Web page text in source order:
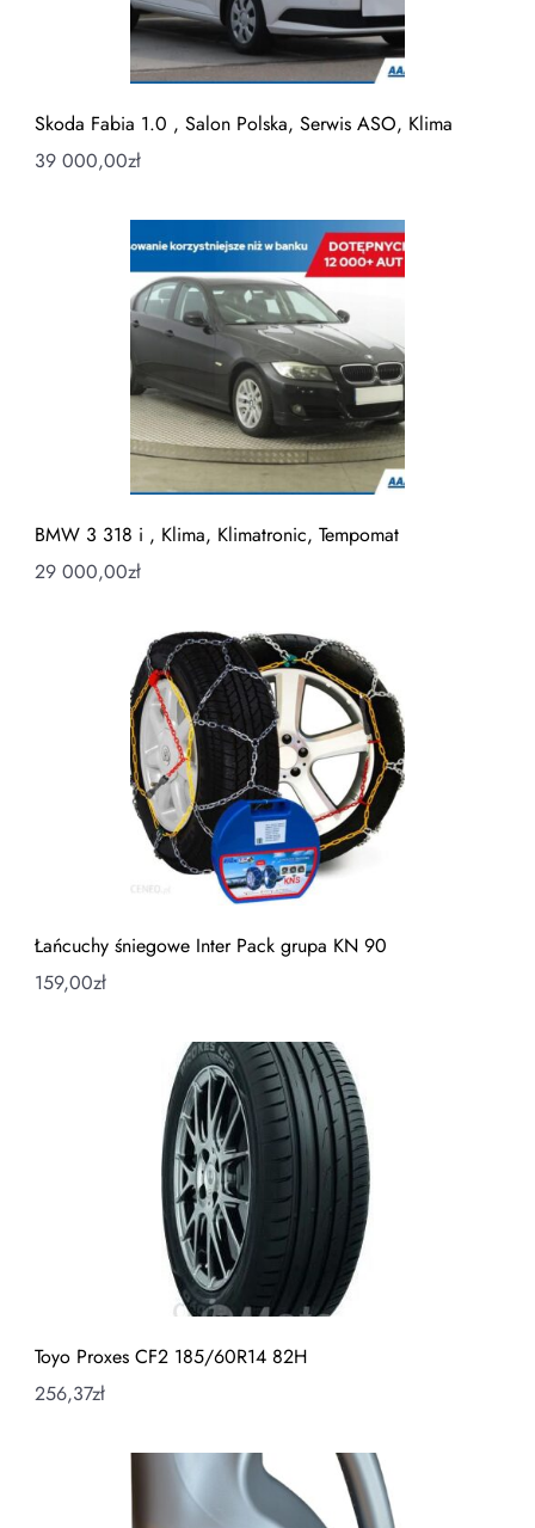
Skoda Fabia 1.0 , Salon Polska, Serwis ASO, Klima
39 000,00zł
BMW 3 318 i , Klima, Klimatronic, Tempomat
29 000,00zł
Łańcuchy śniegowe Inter Pack grupa KN 90
159,00zł
Toyo Proxes CF2 185/60R14 82H
256,37zł